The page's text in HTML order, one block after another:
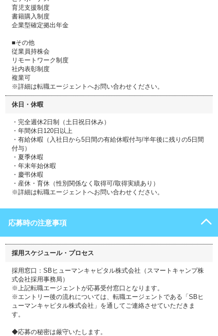
育児支援制度
書籍購入制度
企業型確定拠出年金
■その他
従業員持株会
リモートワーク制度
社内表彰制度
複業可
※詳細は転職エージェントへお問い合わせください。
休日・休暇
・完全週休2日制（土日祝日休み）
・年間休日120日以上
・有給休暇（入社日から5日間の有給休暇付与/半年後に残りの5日間
付与）
・夏季休暇
・年末年始休暇
・慶弔休暇
・産休・育休（性別関係なく取得可/取得実績あり）
※詳細は転職エージェントへお問い合わせください。
応募時の注意事項
採用スケジュール・プロセス
採用窓口：SBヒューマンキャピタル株式会社（スマートキャンプ株
式会社採用事務局）
※上記転職エージェントが応募受付窓口となります。
※エントリー後の流れについては、転職エージェントである「SBヒ
ューマンキャピタル株式会社」を通してご連絡させていただきま
す。
◆応募の秘密は厳守いたします。